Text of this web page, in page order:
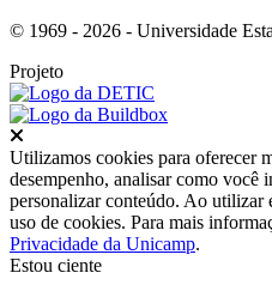
© 1969 - 2026 - Universidade
Projeto
Utilizamos cookies para oferecer
desempenho, analisar como você
personalizar conteúdo. Ao utilizar
uso de cookies. Para mais
Privacidade da Unicamp.
Estou ciente